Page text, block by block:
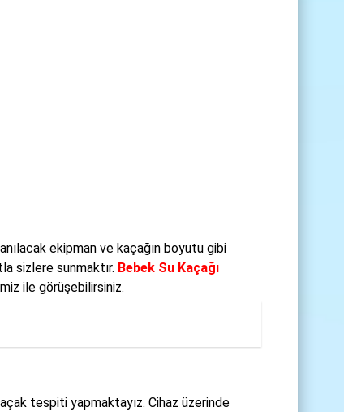
ekipman ve kaçağın boyutu gibi
sizlere sunmaktır. Bebek Su Kaçağı
ile görüşebilirsiniz.
tespiti yapmaktayız. Cihaz üzerinde